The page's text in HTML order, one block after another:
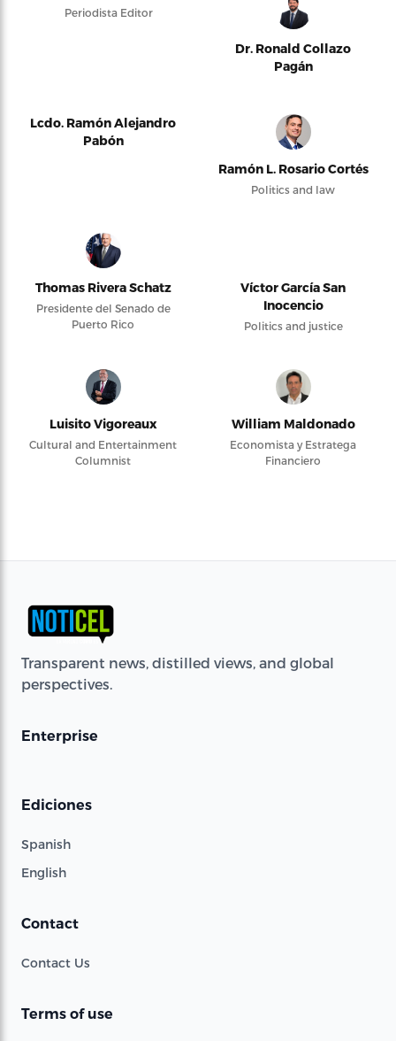
Periodista Editor
Dr. Ronald Collazo
Pagán
Lcdo. Ramón Alejandro
Pabón
Ramón L. Rosario Cortés
Politics and law
Thomas Rivera Schatz
Presidente del Senado de
Puerto Rico
Víctor García San
Inocencio
Politics and justice
Luisito Vigoreaux
Cultural and Entertainment
Columnist
William Maldonado
Economista y Estratega
Financiero
Transparent news, distilled views, and global
perspectives.
Enterprise
Ediciones
Spanish
English
Contact
Contact Us
Terms of use